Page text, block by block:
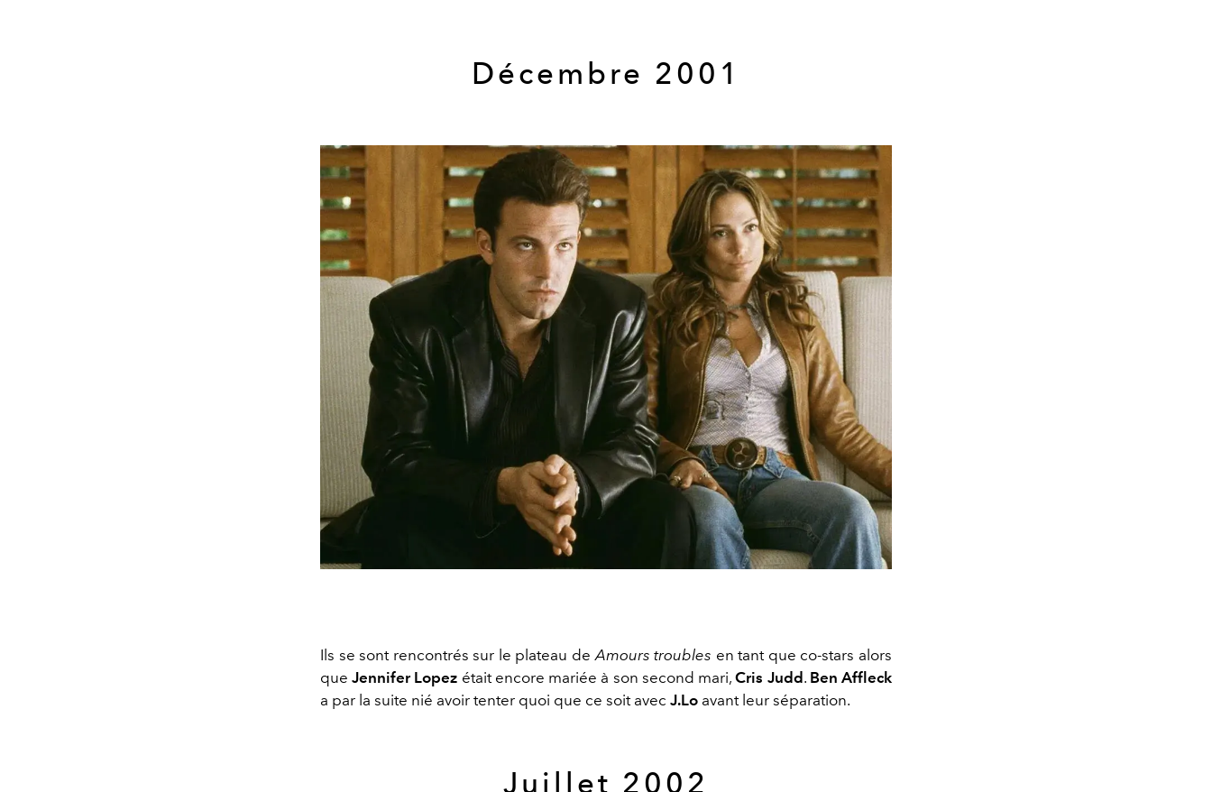
Décembre 2001
Ils se sont rencontrés sur le plateau de Amours troubles en tant que co-stars alors
queJennifer Lopez était encore mariée à son second mari,Cris Judd. Ben Affleck
a par la suite nié avoir tenter quoi que ce soit avec J.Lo avant leur séparation.
Juillet 2002